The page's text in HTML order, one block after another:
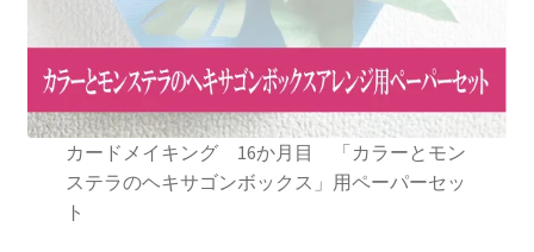
カードメイキング 16か月目 「カラーとモン
ステラのヘキサゴンボックス」用ペーパーセッ
ト